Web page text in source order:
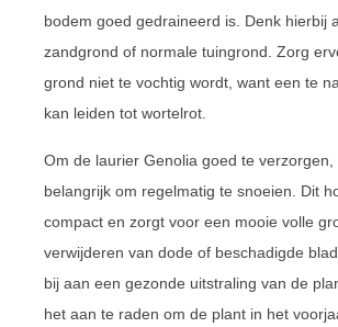
bodem goed gedraineerd is. Denk hierbij
zandgrond of normale tuingrond. Zorg
grond niet te vochtig wordt, want een te
kan leiden tot wortelrot.
Om de laurier Genolia goed te verzorgen,
belangrijk om regelmatig te snoeien. Dit
compact en zorgt voor een mooie volle
verwijderen van dode of beschadigde
bij aan een gezonde uitstraling van de
het aan te raden om de plant in het